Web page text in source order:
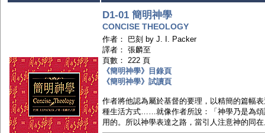
D1-01 簡明神學
CONCISE THEOLOGY
作者： 巴刻 by J. I. Packer
譯者： 張麟至
頁數： 222 頁
《簡明神學》目錄頁
《簡明神學》試讀頁
作者將他認為屬於基督的要理，以精簡的篇幅
種生活方式……就像作者所說：「神學乃是為
用的。所以神學表達之路，當引人注意神的同